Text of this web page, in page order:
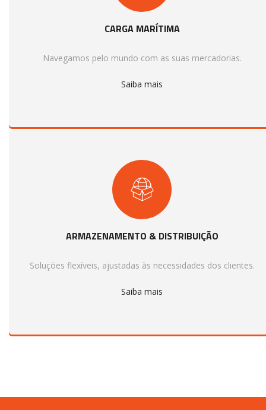
CARGA MARÍTIMA
Navegamos pelo mundo com as suas mercadorias.
Saiba mais
ARMAZENAMENTO & DISTRIBUIÇÃO
Soluções flexíveis, ajustadas às necessidades dos clientes.
Saiba mais